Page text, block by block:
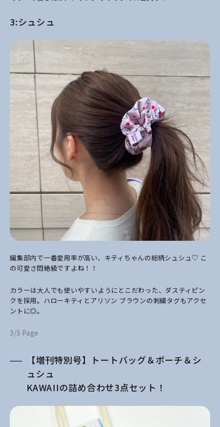
3:シュシュ
編集部内で一番愛用率が高い、キティちゃんの総柄シュシュ♡ こ
の可愛さ悶絶級ですよね！！
カラーは大人でも使いやすいようにとこだわった、ダスティピン
クを採用。ハローキティとアリソン ブラウンの刺繍タグもアクセ
ントに◎。
3/5 Page
【増刊特別号】トートバッグ＆ポーチ＆シ
ュシュ
KAWAIIの詰め合わせ3点セット！